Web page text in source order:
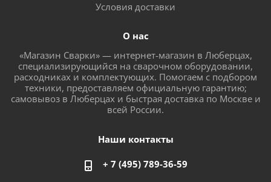
Условия доставки
О нас
«Магазин Сварки» — интернет-магазин в Люберцах,
специализирующийся на сварочном оборудовании,
расходниках и комплектующих. Помогаем с подбором
техники, предоставляем официальную гарантию;
самовывоз в Люберцах и быстрая доставка по Москве и
всей России.
Наши контакты
+ 7 (495) 789-36-59